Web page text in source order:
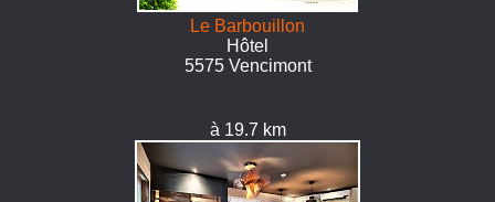
Le Barbouillon
Hôtel
5575 Vencimont
à 19.7 km